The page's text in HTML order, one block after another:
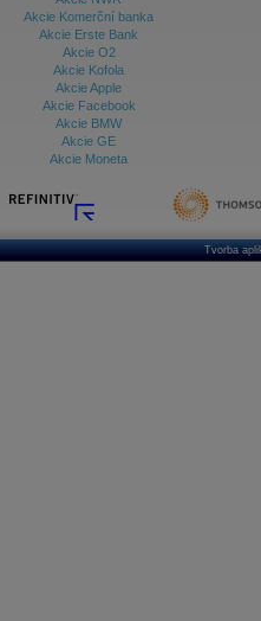
Akcie Komerční banka
Akcie Erste Bank
Akcie O2
Akcie Kofola
Akcie Apple
Akcie Facebook
Akcie BMW
Akcie GE
Akcie Moneta
Tvorba